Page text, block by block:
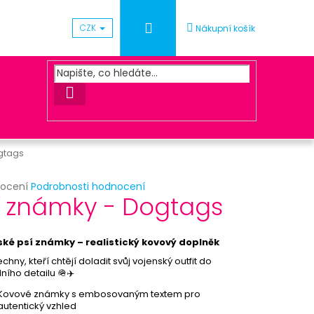
CZK PřihlášeníNákupní košík
HLEDAT
Podrobnosti hodnocení
známky - Dogtags
psí známky – realistický kovový doplněk
kteří chtějí doladit svůj vojenský outfit do
detailu 🪖✈️
známky s embosovaným textem pro
vzhled
S KORKEM